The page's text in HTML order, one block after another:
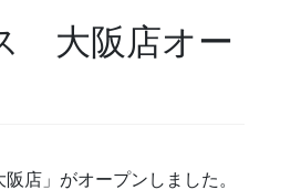
大阪店オー
店」がオープンしました。